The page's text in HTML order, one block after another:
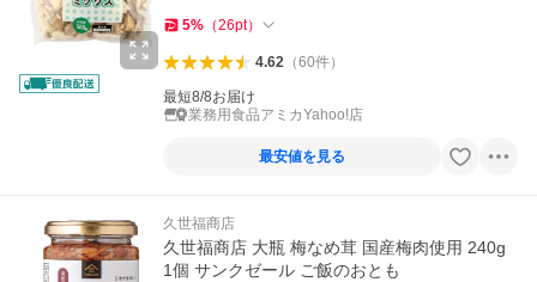
5% （26pt）
4.62（60件）
最短8/8お届け
業務用食品アミカYahoo!店
最安値を見る
久世福商店
久世福商店 大瓶 梅なめ茸 国産梅肉使用 240g
1個 サンクゼール ご飯のおとも